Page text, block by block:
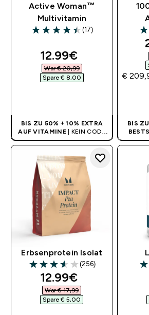
Active Woman™
Multivitamin
4.41 out of 5 stars
(17)
discounted price
12.99€‎
War € 20,99‎
Spare € 8,00‎
BIS ZU 50% + 10% EXTRA
AUF VITAMINE | KEIN CODE
BENÖTIGT
€
BIS
Erbsenprotein Isolat
3.61 out of 5 stars
(256)
discounted price
12.99€‎
War € 17,99‎
Spare € 5,00‎